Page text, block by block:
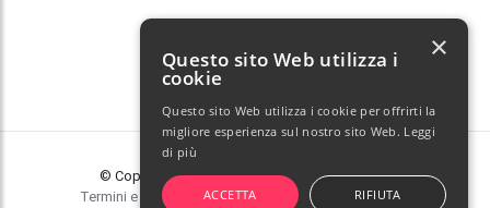
E-mail:info@poochy.it
© Copyright 2026 Poochy. Tutti i diritti riservati.
Termini e condizioni|Privacy policy |Gestisci cookie
Questo sito Web utilizza i
cookie
Questo sito Web utilizza i cookie per offrirti la
migliore esperienza sul nostro sito Web. Leggi
di più
ACCETTA RIFIUTA
×